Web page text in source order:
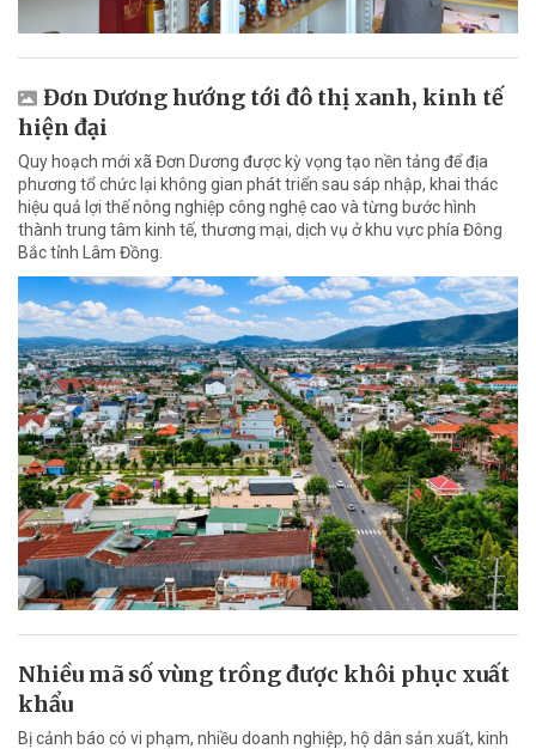
Đơn Dương hướng tới đô thị xanh, kinh tế
hiện đại
Quy hoạch mới xã Đơn Dương được kỳ vọng tạo nền tảng để địa
phương tổ chức lại không gian phát triển sau sáp nhập, khai thác
hiệu quả lợi thế nông nghiệp công nghệ cao và từng bước hình
thành trung tâm kinh tế, thương mại, dịch vụ ở khu vực phía Đông
Bắc tỉnh Lâm Đồng.
Nhiều mã số vùng trồng được khôi phục xuất
khẩu
Bị cảnh báo có vi phạm, nhiều doanh nghiệp, hộ dân sản xuất, kinh